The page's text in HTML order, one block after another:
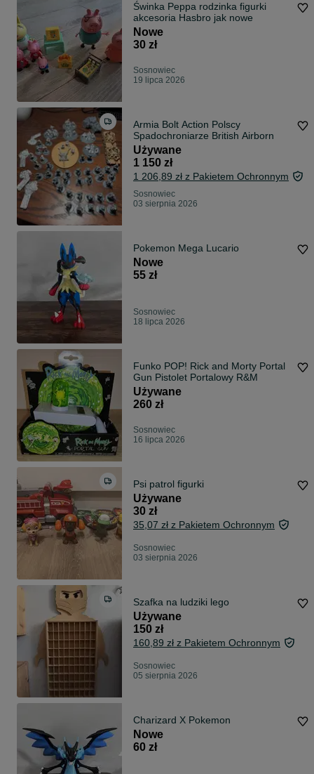
Świnka Peppa rodzinka figurki
akcesoria Hasbro jak nowe
Nowe
30 zł
Sosnowiec
19 lipca 2026
Armia Bolt Action Polscy
Spadochroniarze British Airborn
Używane
1 150 zł
1 206,89 zł z Pakietem Ochronnym
Sosnowiec
03 sierpnia 2026
Pokemon Mega Lucario
Nowe
55 zł
Sosnowiec
18 lipca 2026
Funko POP! Rick and Morty Portal
Gun Pistolet Portalowy R&M
Używane
260 zł
Sosnowiec
16 lipca 2026
Psi patrol figurki
Używane
30 zł
35,07 zł z Pakietem Ochronnym
Sosnowiec
03 sierpnia 2026
Szafka na ludziki lego
Używane
150 zł
160,89 zł z Pakietem Ochronnym
Sosnowiec
05 sierpnia 2026
Charizard X Pokemon
Nowe
60 zł